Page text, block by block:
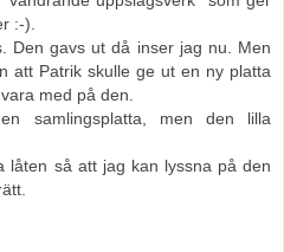
:-).
Den gavs ut då inser jag nu. Men
att Patrik skulle ge ut en ny platta
med på den.
samlingsplatta, men den lilla
låten så att jag kan lyssna på den